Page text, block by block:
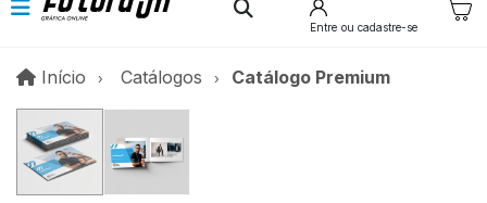
Entre ou cadastre-se
Início InícioCatálogos Catálogo Premium